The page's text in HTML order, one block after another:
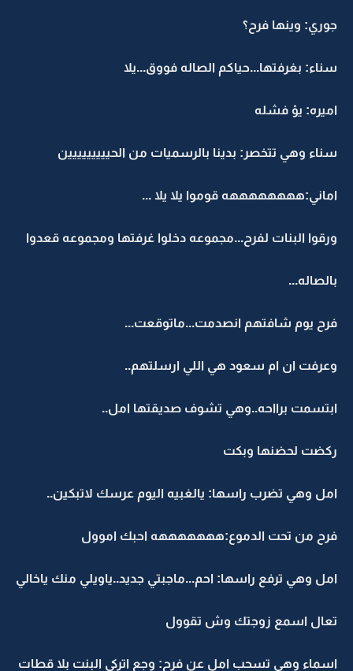
جوري: وينها فرح؟
سناء: بغرفتها...حياكم الصاله فووق...يلا
اميره: يؤ فشله
سناء وهي تتخصر: بدينا بالرسميات من الحييييييييين
اماني:ههههههههه قوموا يلا يلا ...
ورقوا البنات لفرح...مجموعه دخلوا غرفتها ومجموعه قعدوا
بالصاله...
فرح يوم شافتهم انصدمت...ماتوقعت...
وعرفت ان ام سعود هي اللي ارسلتهم..
ابتسمت برااحه..وهي تشوف صديقتها امل..
ركضت لحضنها وبكت
امل وهي تضرب راسها: يالغبيه اليوم عرسك لاتبكين..
فرح من تحت الدموع:هههههههه احبك اموول
امل وهي ترفع راسها: احم...ماجبتي جديد..ياويلي منك ياخالي
تعال اسمع زوجتك وش تقوول
اسماء وهي تسحب امل عن فرح: وجع اتركي البنت بلا قطات